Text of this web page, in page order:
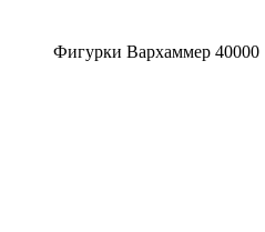
Фигурки Вархаммер 40000